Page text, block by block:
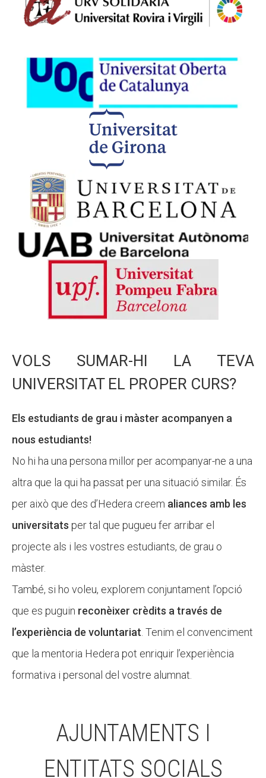
VOLS SUMAR-HI LA TEVA
UNIVERSITAT EL PROPER CURS?
Els estudiants de grau i màster acompanyen a
nous estudiants!
No hi ha una persona millor per acompanyar-ne a una
altra que la qui ha passat per una situació similar. És
per això que des d’Hedera creem aliances amb les
universitats per tal que pugueu fer arribar el
projecte als i les vostres estudiants, de grau o
màster.
També, si ho voleu, explorem conjuntament l’opció
que es puguin reconèixer crèdits a través de
l’experiència de voluntariat . Tenim el convenciment
que la mentoria Hedera pot enriquir l’experiència
formativa i personal del vostre alumnat.
AJUNTAMENTS I
ENTITATS SOCIALS